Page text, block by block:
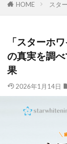
HOME スタ
「スターホ
の真実を調
果
2026年1月14日